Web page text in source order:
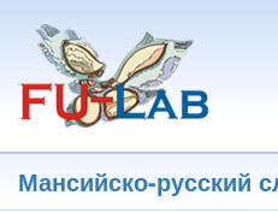
основному
содержанию
Мансийско-русский